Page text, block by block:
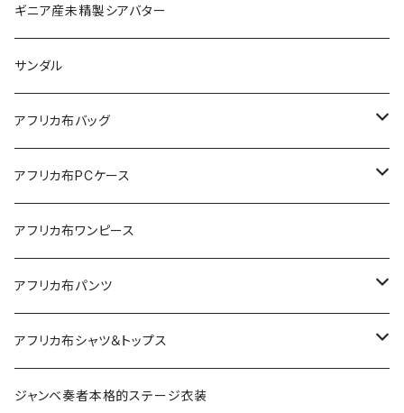
ギニア産未精製シアバター
サンダル
アフリカ布バッグ
Sac shopping rond
Sac shopping carré
petit carré
Pochette
Sacoche
アフリカ布PCケース
アフリカ布iPadケース
アフリカ布ワンピース
アフリカ布パンツ
レディースパンツ
Pantalon Gaucho
男女兼用パンツ
アフリカ布シャツ＆トップス
男女兼用シャツ
ジャンベ奏者本格的ステージ衣装